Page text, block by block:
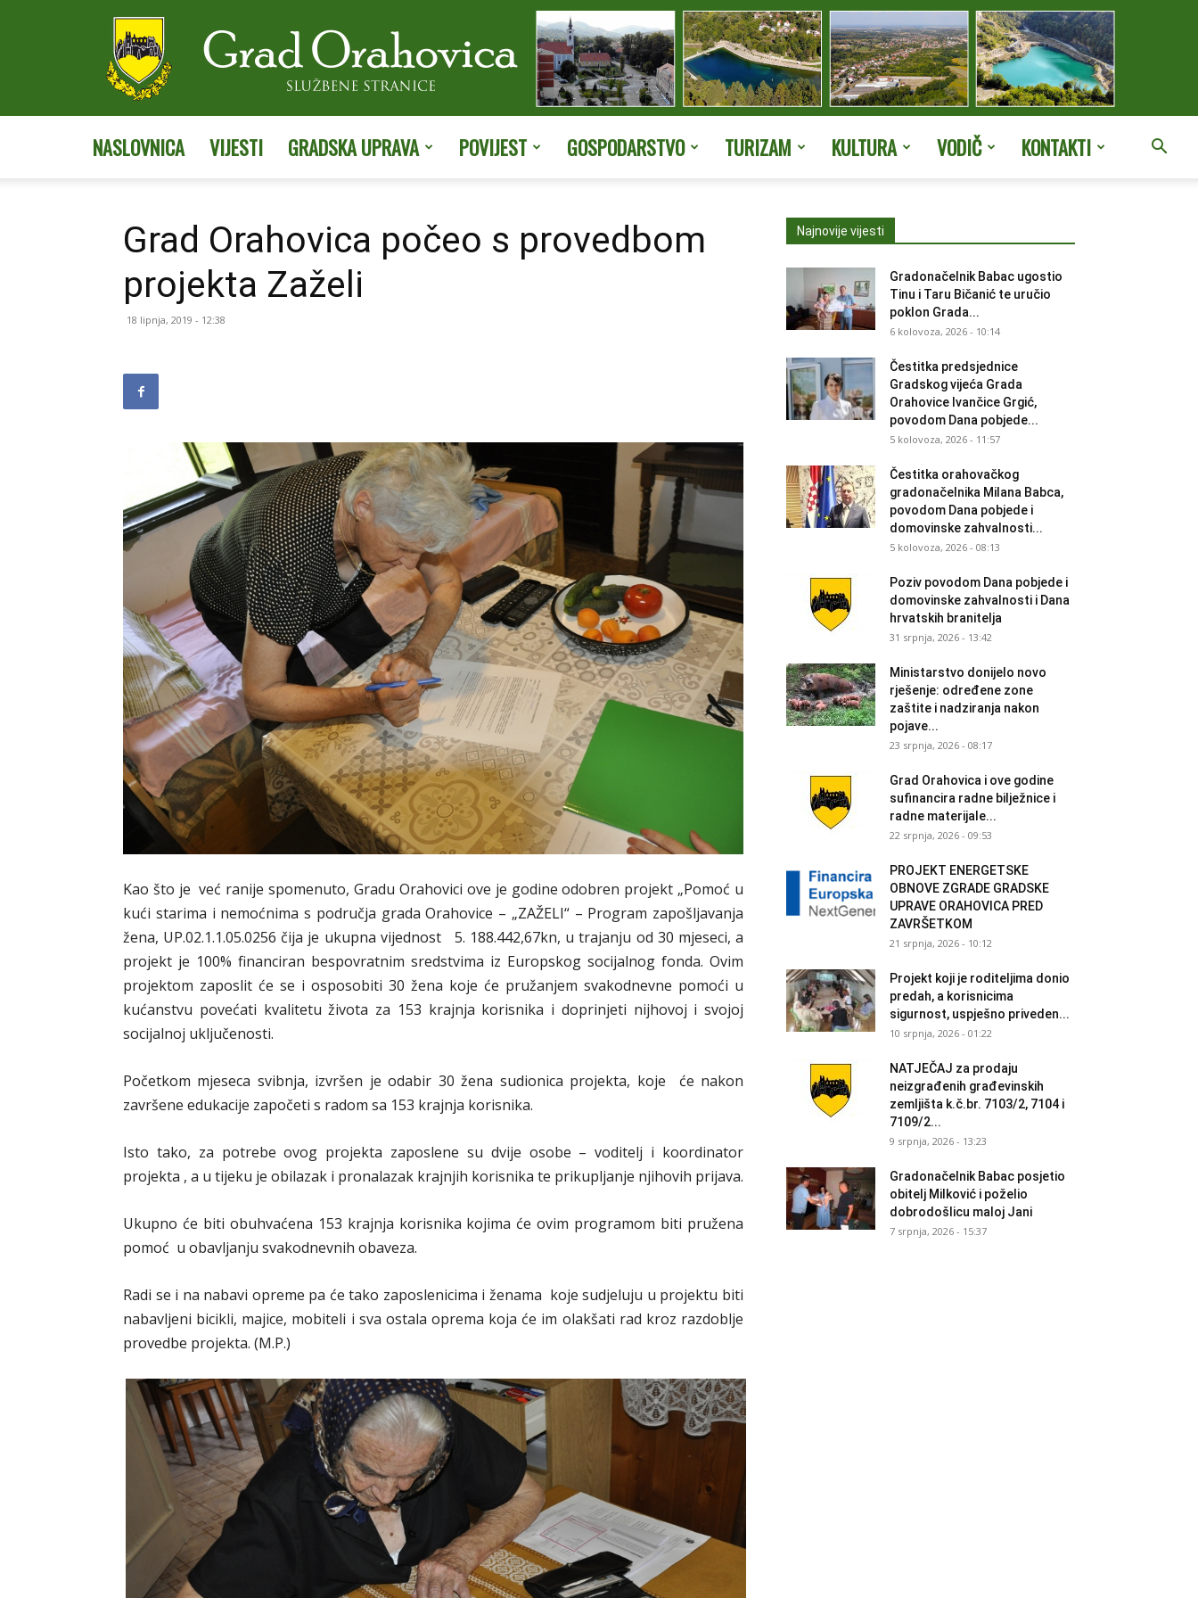
Orahovice
NASLOVNICA VIJESTI GRADSKA UPRAVA POVIJEST GOSPODARSTVO TURIZAM KULTURA VODIČ KONTAKTI
Grad Orahovica počeo s provedbom
projekta Zaželi
18 lipnja, 2019 - 12:38
Kao što je već ranije spomenuto, Gradu Orahovici ove je godine odobren projekt „Pomoć u
kući starima i nemoćnima s područja grada Orahovice – „ZAŽELI“ – Program zapošljavanja
žena, UP.02.1.1.05.0256 čija je ukupna vijednost 5. 188.442,67kn, u trajanju od 30 mjeseci, a
projekt je 100% financiran bespovratnim sredstvima iz Europskog socijalnog fonda. Ovim
projektom zaposlit će se i osposobiti 30 žena koje će pružanjem svakodnevne pomoći u
kućanstvu povećati kvalitetu života za 153 krajnja korisnika i doprinjeti nijhovoj i svojoj
socijalnoj uključenosti.
Početkom mjeseca svibnja, izvršen je odabir 30 žena sudionica projekta, koje će nakon
završene edukacije započeti s radom sa 153 krajnja korisnika.
Isto tako, za potrebe ovog projekta zaposlene su dvije osobe – voditelj i koordinator
projekta , a u tijeku je obilazak i pronalazak krajnjih korisnika te prikupljanje njihovih prijava.
Ukupno će biti obuhvaćena 153 krajnja korisnika kojima će ovim programom biti pružena
pomoć u obavljanju svakodnevnih obaveza.
Radi se i na nabavi opreme pa će tako zaposlenicima i ženama koje sudjeluju u projektu biti
nabavljeni bicikli, majice, mobiteli i sva ostala oprema koja će im olakšati rad kroz razdoblje
provedbe projekta. (M.P.)
Najnovije vijesti
Gradonačelnik Babac ugostio
Tinu i Taru Bičanić te uručio
poklon Grada...
6 kolovoza, 2026 - 10:14
Čestitka predsjednice
Gradskog vijeća Grada
Orahovice Ivančice Grgić,
povodom Dana pobjede...
5 kolovoza, 2026 - 11:57
Čestitka orahovačkog
gradonačelnika Milana Babca,
povodom Dana pobjede i
domovinske zahvalnosti...
5 kolovoza, 2026 - 08:13
Poziv povodom Dana pobjede i
domovinske zahvalnosti i Dana
hrvatskih branitelja
31 srpnja, 2026 - 13:42
Ministarstvo donijelo novo
rješenje: određene zone
zaštite i nadziranja nakon
pojave...
23 srpnja, 2026 - 08:17
Grad Orahovica i ove godine
sufinancira radne bilježnice i
radne materijale...
22 srpnja, 2026 - 09:53
PROJEKT ENERGETSKE
OBNOVE ZGRADE GRADSKE
UPRAVE ORAHOVICA PRED
ZAVRŠETKOM
21 srpnja, 2026 - 10:12
Projekt koji je roditeljima donio
predah, a korisnicima
sigurnost, uspješno priveden...
10 srpnja, 2026 - 01:22
NATJEČAJ za prodaju
neizgrađenih građevinskih
zemljišta k.č.br. 7103/2, 7104 i
7109/2...
9 srpnja, 2026 - 13:23
Gradonačelnik Babac posjetio
obitelj Milković i poželio
dobrodošlicu maloj Jani
7 srpnja, 2026 - 15:37